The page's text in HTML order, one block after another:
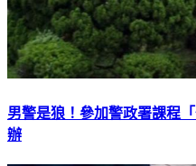
男警是狼！參加警政署課程
辦